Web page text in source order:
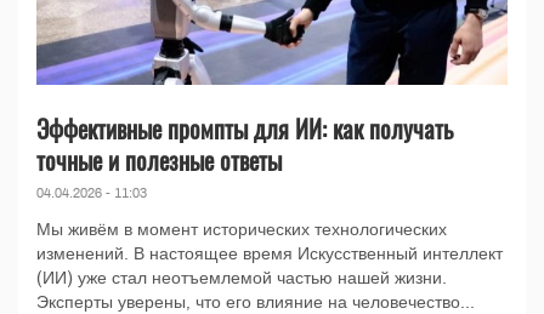
Эффективные промпты для ИИ: как получать
точные и полезные ответы
04.04.2026 - 11:03
Мы живём в момент исторических технологических
изменений. В настоящее время Искусственный интеллект
(ИИ) уже стал неотъемлемой частью нашей жизни.
Эксперты уверены, что его влияние на человечество...